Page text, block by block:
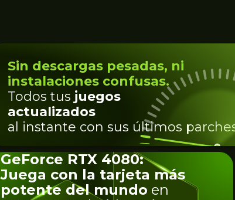
Sin descargas pesadas, ni
instalaciones confusas.
Todos tus juegos
actualizados
al instante con sus últimos
GeForce RTX 4080:
Juega con la tarjeta más
potente del mundo en